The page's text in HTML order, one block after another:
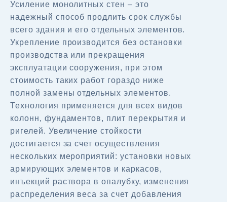
Усиление монолитных стен – это
надежный способ продлить срок службы
всего здания и его отдельных элементов.
Укрепление производится без остановки
производства или прекращения
эксплуатации сооружения, при этом
стоимость таких работ гораздо ниже
полной замены отдельных элементов.
Технология применяется для всех видов
колонн, фундаментов, плит перекрытия и
ригелей. Увеличение стойкости
достигается за счет осуществления
нескольких мероприятий: установки новых
армирующих элементов и каркасов,
инъекций раствора в опалубку, изменения
распределения веса за счет добавления